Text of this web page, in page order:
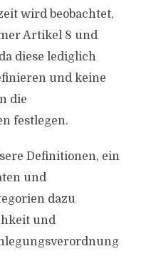
wird beobachtet,
Artikel 8 und
diese lediglich
und keine
die
festlegen.
Definitionen, ein
und
dazu
und